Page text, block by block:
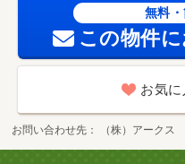
越しに誰が来たのかを確
料）/クリーニング特約料
無料・
この物件
お気
お問い合わせ先 （株）アークス